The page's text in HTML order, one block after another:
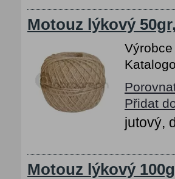
Motouz lýkový
Přidat
jutový,
Motouz lýkový